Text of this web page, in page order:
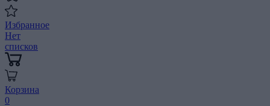
Избранное
Нет
списков
Корзина
0